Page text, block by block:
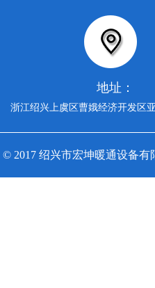
地址：
浙江绍兴上虞区曹娥经济开发区
© 2017 绍兴市宏坤暖通设备